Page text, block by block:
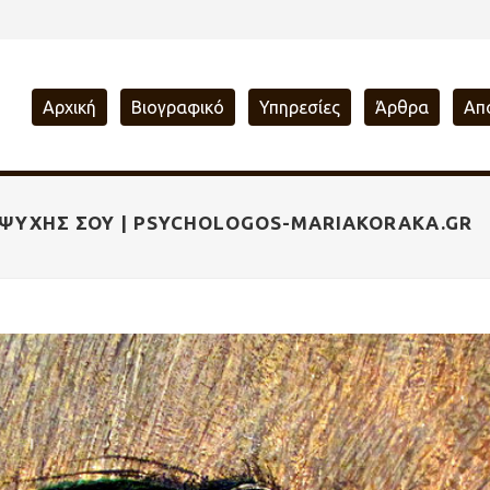
Αρχική Βιογραφικό Υπηρεσίες Άρθρα
ΣΟΥ | PSYCHOLOGOS-MARIAKORAKA.GR